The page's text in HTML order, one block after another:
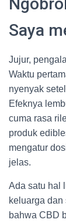
Saya
Jujur,
Waktu
nyenyak
Efeknya
cuma rasa
produk
mengatur
jelas.
Ada satu hal
keluarga
bahwa CBD